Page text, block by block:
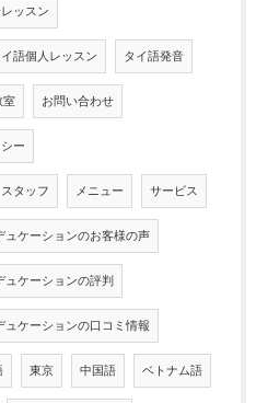
ッスン
語個人レッスン タイ語発音
室 お問い合わせ
ー
スタッフ メニュー サービス
ケーションのお客様の声
ュケーションの評判
ケーションの口コミ情報
東京 中国語 ベトナム語